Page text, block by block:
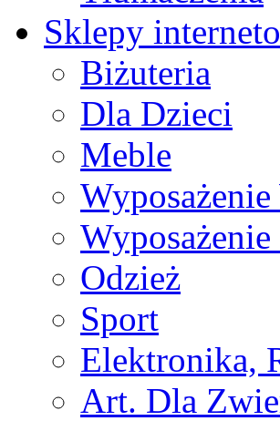
Sklepy
Biżuteria
Dla Dzieci
Meble
Odzież
Sport
Elektronika,
Art. Dla